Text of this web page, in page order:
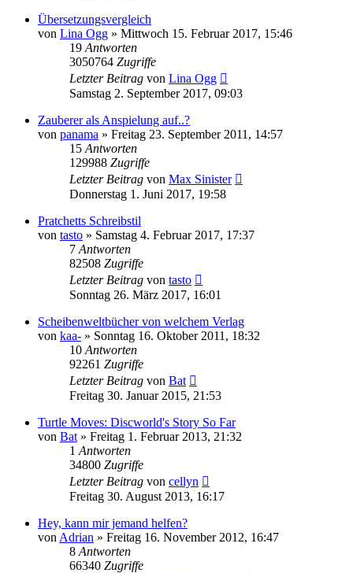
Übersetzungsvergleich
von Lina Ogg » Mittwoch 15. Februar 2017, 15:46
19 Antworten
3050764 Zugriffe
Letzter Beitrag von Lina Ogg
Samstag 2. September 2017, 09:03
Zauberer als Anspielung auf..?
von panama » Freitag 23. September 2011, 14:57
15 Antworten
129988 Zugriffe
Letzter Beitrag von Max Sinister
Donnerstag 1. Juni 2017, 19:58
Pratchetts Schreibstil
von tasto » Samstag 4. Februar 2017, 17:37
7 Antworten
82508 Zugriffe
Letzter Beitrag von tasto
Sonntag 26. März 2017, 16:01
Scheibenweltbücher von welchem Verlag
von kaa- » Sonntag 16. Oktober 2011, 18:32
10 Antworten
92261 Zugriffe
Letzter Beitrag von Bat
Freitag 30. Januar 2015, 21:53
Turtle Moves: Discworld's Story So Far
von Bat » Freitag 1. Februar 2013, 21:32
1 Antworten
34800 Zugriffe
Letzter Beitrag von cellyn
Freitag 30. August 2013, 16:17
Hey, kann mir jemand helfen?
von Adrian » Freitag 16. November 2012, 16:47
8 Antworten
66340 Zugriffe